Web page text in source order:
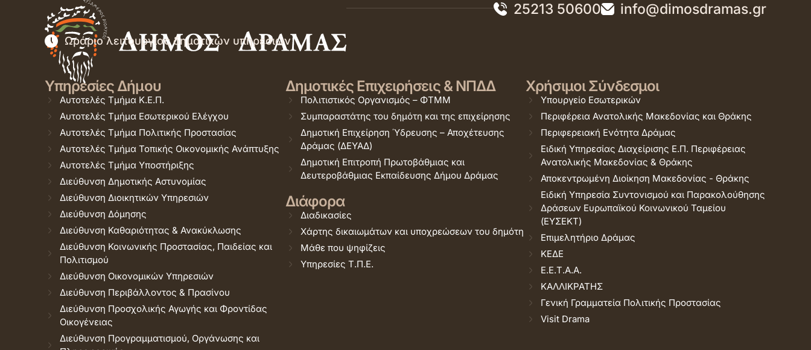
25213 50600 info@dimosdramas.gr
Ωράριο λειτουργίας δημοτικών υπηρεσιών
Υπηρεσίες Δήμου
Αυτοτελές Τμήμα Κ.Ε.Π.
Αυτοτελές Τμήμα Εσωτερικού Ελέγχου
Αυτοτελές Τμήμα Πολιτικής Προστασίας
Αυτοτελές Τμήμα Τοπικής Οικονομικής Ανάπτυξης
Αυτοτελές Τμήμα Υποστήριξης
Διεύθυνση Δημοτικής Αστυνομίας
Διεύθυνση Διοικητικών Υπηρεσιών
Διεύθυνση Δόμησης
Διεύθυνση Καθαριότητας & Ανακύκλωσης
Διεύθυνση Κοινωνικής Προστασίας, Παιδείας και
Πολιτισμού
Διεύθυνση Οικονομικών Υπηρεσιών
Διεύθυνση Περιβάλλοντος & Πρασίνου
Διεύθυνση Προσχολικής Αγωγής και Φροντίδας
Οικογένειας
Διεύθυνση Προγραμματισμού, Οργάνωσης και
Δημοτικές Επιχειρήσεις & ΝΠΔΔ
Πολιτιστικός Οργανισμός – ΦΤΜΜ
Συμπαραστάτης του δημότη και της επιχείρησης
Δημοτική Επιχείρηση Ύδρευσης – Αποχέτευσης
Δράμας (ΔΕΥΑΔ)
Δημοτική Επιτροπή Πρωτοβάθμιας και
Δευτεροβάθμιας Εκπαίδευσης Δήμου Δράμας
Διάφορα
Διαδικασίες
Χάρτης δικαιωμάτων και υποχρεώσεων του δημότη
Μάθε που ψηφίζεις
Υπηρεσίες Τ.Π.Ε.
Χρήσιμοι Σύνδεσμοι
Υπουργείο Εσωτερικών
Περιφέρεια Ανατολικής Μακεδονίας και Θράκης
Περιφερειακή Ενότητα Δράμας
Ειδική Υπηρεσίας Διαχείρισης Ε.Π. Περιφέρειας
Ανατολικής Μακεδονίας & Θράκης
Αποκεντρωμένη Διοίκηση Μακεδονίας - Θράκης
Ειδική Υπηρεσία Συντονισμού και Παρακολούθησης
Δράσεων Ευρωπαϊκού Κοινωνικού Ταμείου
(ΕΥΣΕΚΤ)
Επιμελητήριο Δράμας
ΚΕΔΕ
Ε.Ε.Τ.Α.Α.
ΚΑΛΛΙΚΡΑΤΗΣ
Γενική Γραμματεία Πολιτικής Προστασίας
Visit Drama